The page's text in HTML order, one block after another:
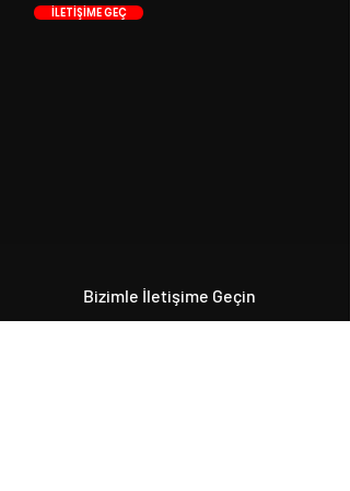
İLETİŞİME GEÇ
Bizimle İletişime Geçin